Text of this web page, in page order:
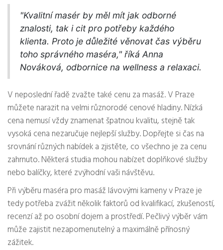
"Kvalitní masér by měl mít jak odborné
znalosti, tak i cit pro potřeby každého
klienta. Proto je důležité věnovat čas výběru
toho správného maséra," říká Anna
Nováková, odbornice na wellness a relaxaci.
V neposlední řadě zvažte také cenu za masáž. V Praze
můžete narazit na velmi různorodé cenové hladiny. Nízká
cena nemusí vždy znamenat špatnou kvalitu, stejně tak
vysoká cena nezaručuje nejlepší služby. Dopřejte si čas na
srovnání různých nabídek a zjistěte, co všechno je za cenu
zahrnuto. Některá studia mohou nabízet doplňkové služby
nebo balíčky, které zvýhodní vaši návštěvu.
Při výběru maséra pro masáž lávovými kameny v Praze je
tedy potřeba zvážit několik faktorů od kvalifikací, zkušeností,
recenzí až po osobní dojem a prostředí. Pečlivý výběr vám
může zajistit nezapomenutelný a maximálně přínosný
zážitek.